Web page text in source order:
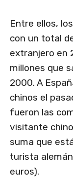
Entre ellos,
con un total
extranjero en
millones que
2000. A
chinos el
fueron las
visitante
suma que
turista
euros).